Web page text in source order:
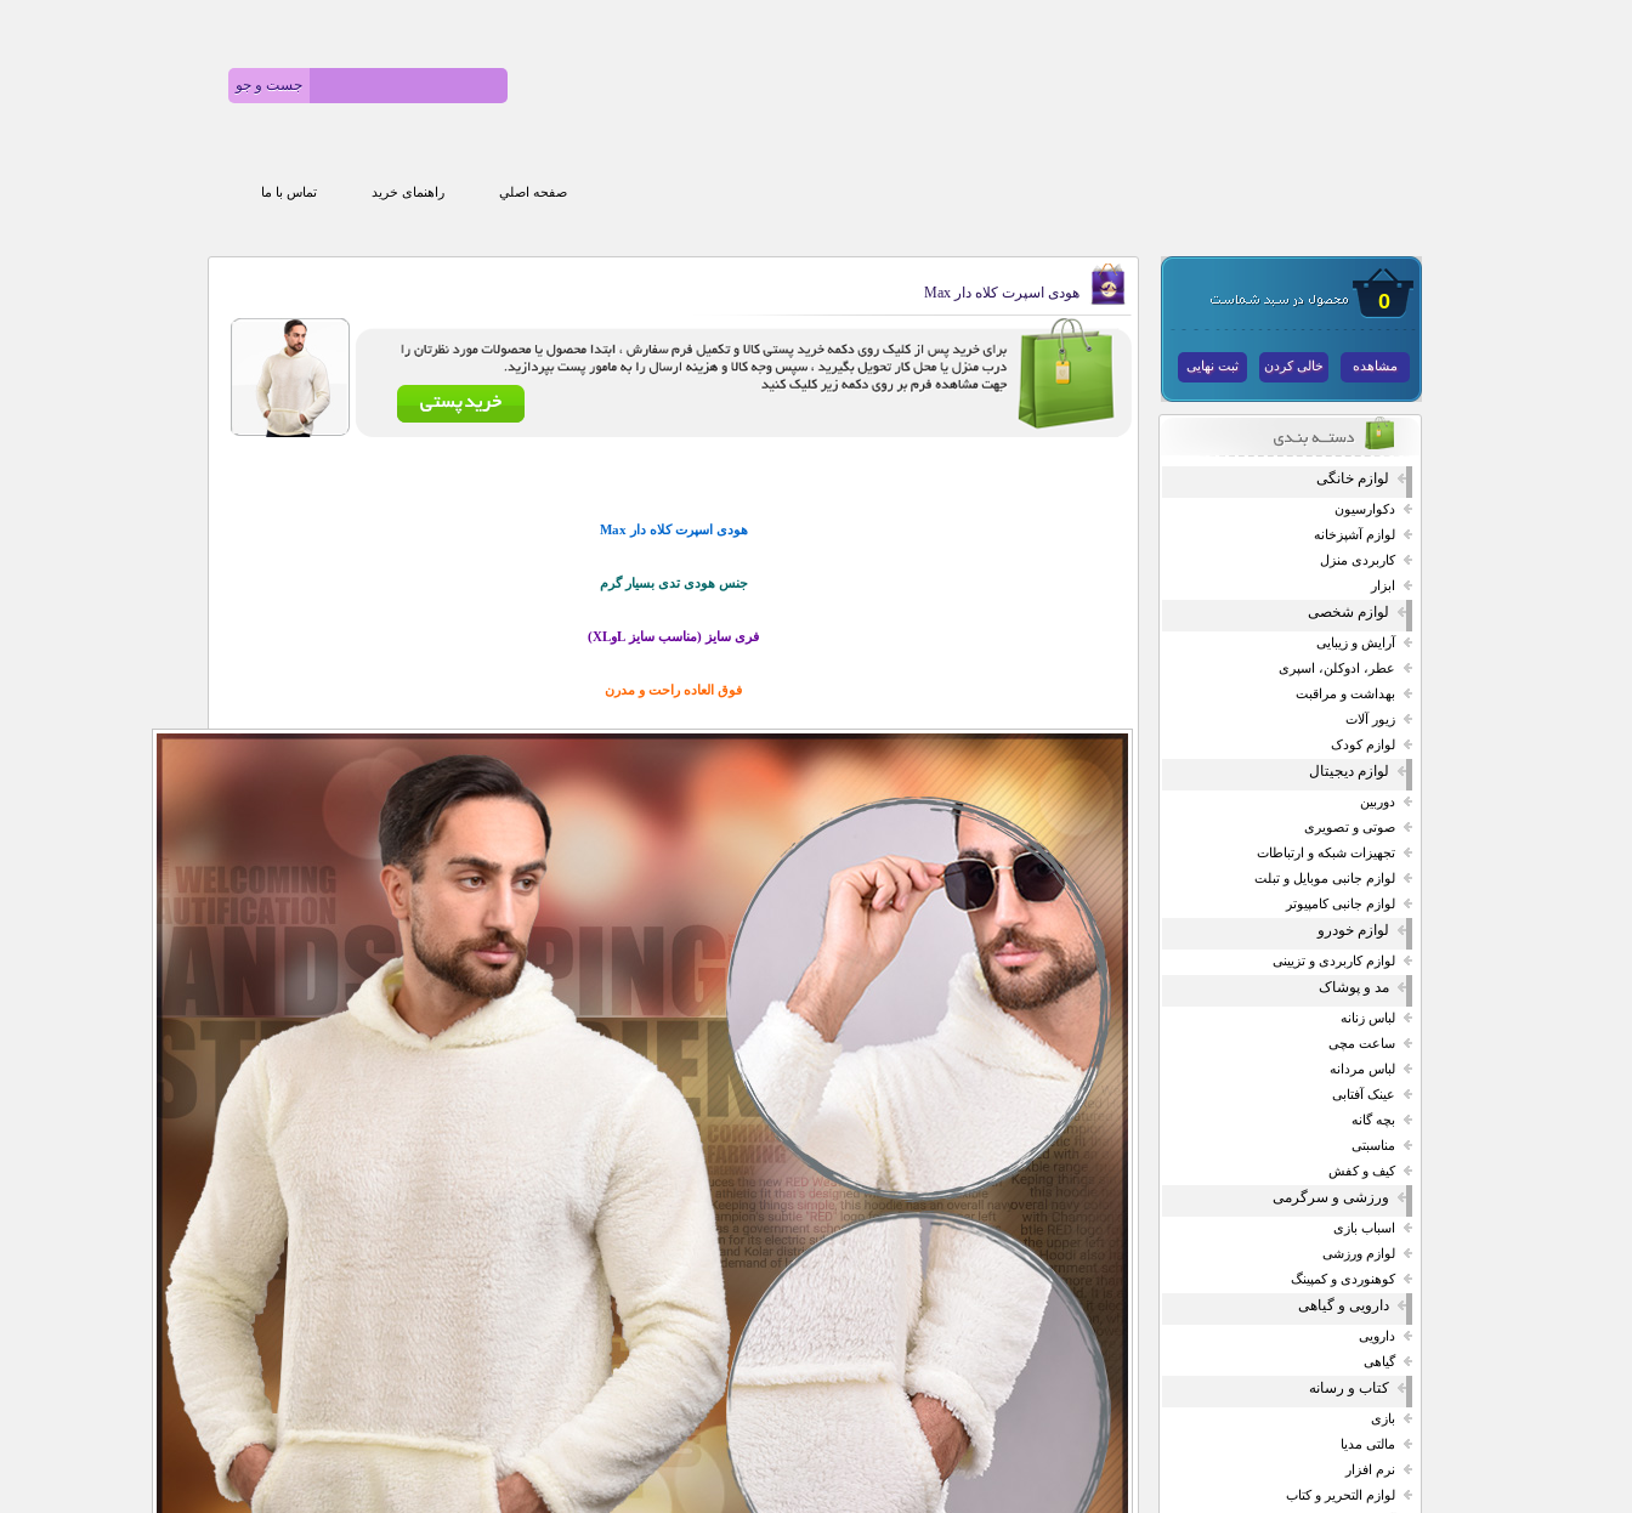
صفحه اصلي راهنمای خرید تماس با ما
0
مشاهده خالی کردن ثبت نهایی
لوازم خانگی
دکوارسیون
لوازم آشپزخانه
کاربردی منزل
ابزار
لوازم شخصی
آرایش و زیبایی
عطر، ادوکلن، اسپری
بهداشت و مراقبت
زیور آلات
لوازم کودک
لوازم دیجیتال
دوربین
صوتی و تصویری
تجهیزات شبکه و ارتباطات
لوازم جانبی موبایل و تبلت
لوازم جانبی کامپیوتر
لوازم خودرو
لوازم کاربردی و تزیینی
مد و پوشاک
لباس زنانه
ساعت مچی
لباس مردانه
عینک آفتابی
بچه گانه
مناسبتی
کیف و کفش
ورزشی و سرگرمی
اسباب بازی
لوازم ورزشی
کوهنوردی و کمپینگ
دارویی و گیاهی
دارویی
گیاهی
کتاب و رسانه
بازی
مالتی مدیا
نرم افزار
لوازم التحریر و کتاب
هودی اسپرت کلاه دار Max
هودی اسپرت کلاه دار Max
جنس هودی تدی بسیار گرم
فری سایز (مناسب سایز LوXL)
فوق العاده راحت و مدرن